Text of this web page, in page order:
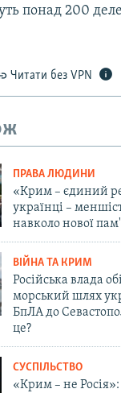
понад 200
Читати без VPN
ПРАВА ЛЮДИНИ
«Крим – єдиний
українці –
навколо нової
ВІЙНА ТА КРИМ
Російська влада
морський шлях
БпЛА до
це?
СУСПІЛЬСТВО
«Крим – не